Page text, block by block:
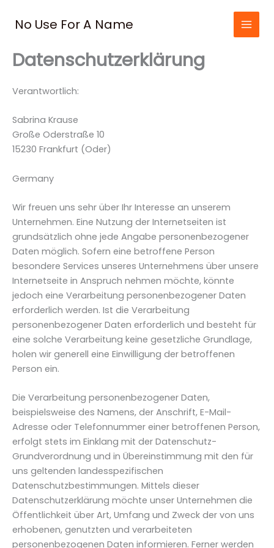
InhaltNo Use For A Name
Datenschutzerklärung
Verantwortlich:
Sabrina Krause
Große Oderstraße 10
15230 Frankfurt (Oder)
Germany
Wir freuen uns sehr über Ihr Interesse an unserem
Unternehmen. Eine Nutzung der Internetseiten ist
grundsätzlich ohne jede Angabe personenbezogener
Daten möglich. Sofern eine betroffene Person
besondere Services unseres Unternehmens über unsere
Internetseite in Anspruch nehmen möchte, könnte
jedoch eine Verarbeitung personenbezogener Daten
erforderlich werden. Ist die Verarbeitung
personenbezogener Daten erforderlich und besteht für
eine solche Verarbeitung keine gesetzliche Grundlage,
holen wir generell eine Einwilligung der betroffenen
Person ein.
Die Verarbeitung personenbezogener Daten,
beispielsweise des Namens, der Anschrift, E-Mail-
Adresse oder Telefonnummer einer betroffenen Person,
erfolgt stets im Einklang mit der Datenschutz-
Grundverordnung und in Übereinstimmung mit den für
uns geltenden landesspezifischen
Datenschutzbestimmungen. Mittels dieser
Datenschutzerklärung möchte unser Unternehmen die
Öffentlichkeit über Art, Umfang und Zweck der von uns
erhobenen, genutzten und verarbeiteten
personenbezogenen Daten informieren. Ferner werden